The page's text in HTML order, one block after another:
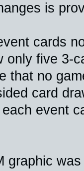
is
cards
only five 3-
that no
card
event
graphic